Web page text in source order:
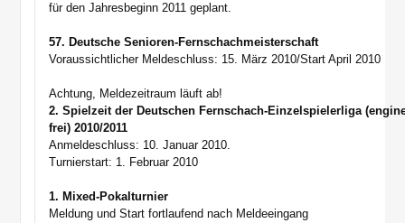
für den Jahresbeginn 2011 geplant.
57. Deutsche Senioren-Fernschachmeisterschaft
Voraussichtlicher Meldeschluss: 15. März 2010/Start April 2010
Achtung, Meldezeitraum läuft ab!
2. Spielzeit der Deutschen Fernschach-Einzelspielerliga
frei) 2010/2011
Anmeldeschluss: 10. Januar 2010.
Turnierstart: 1. Februar 2010
1. Mixed-Pokalturnier
Meldung und Start fortlaufend nach Meldeeingang